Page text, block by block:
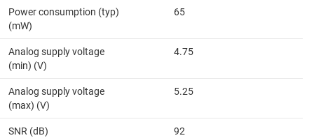
Power consumption (typ)
(mW)
65
Analog supply voltage
(min) (V)
4.75
Analog supply voltage
(max) (V)
5.25
SNR (dB) 92